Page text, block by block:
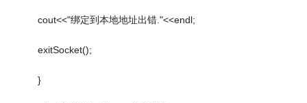
cout<<"绑定到本地地址出错."<<endl;
exitSocket();
}